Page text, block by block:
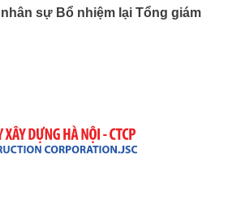
sự Bổ nhiệm lại Tổng giám